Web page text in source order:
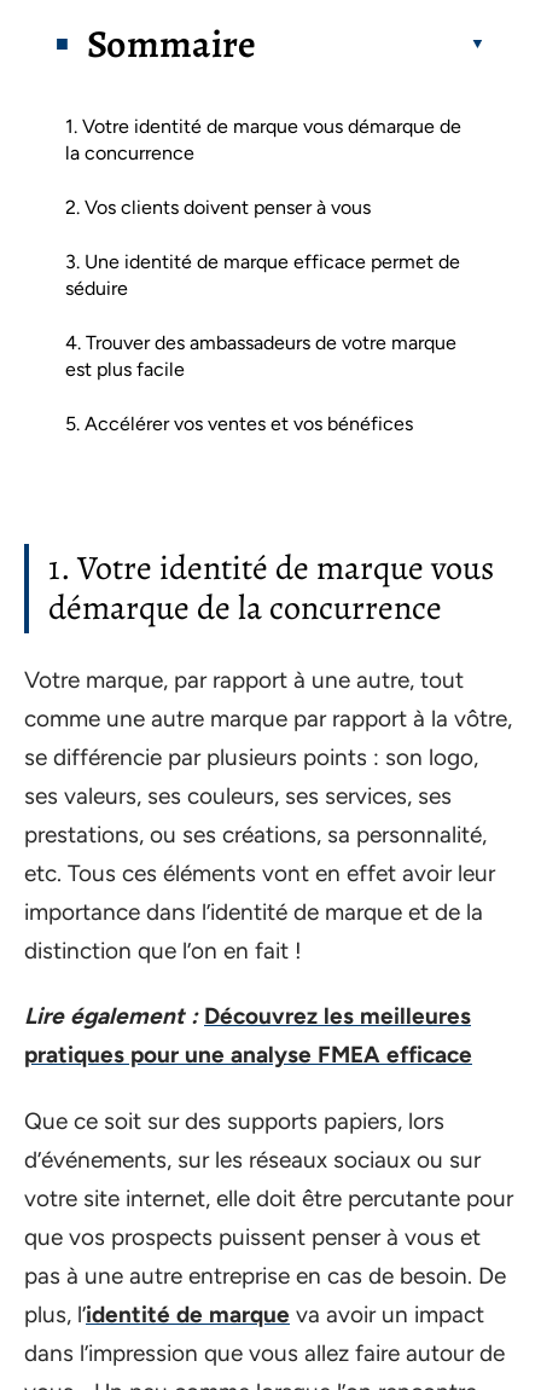
Sommaire
1. Votre identité de marque vous démarque de
la concurrence
2. Vos clients doivent penser à vous
3. Une identité de marque efficace permet de
séduire
4. Trouver des ambassadeurs de votre marque
est plus facile
5. Accélérer vos ventes et vos bénéfices
1. Votre identité de marque vous
démarque de la concurrence
Votre marque, par rapport à une autre, tout
comme une autre marque par rapport à la vôtre,
se différencie par plusieurs points : son logo,
ses valeurs, ses couleurs, ses services, ses
prestations, ou ses créations, sa personnalité,
etc. Tous ces éléments vont en effet avoir leur
importance dans l’identité de marque et de la
distinction que l’on en fait !
Lire également : Découvrez les meilleures
pratiques pour une analyse FMEA efficace
Que ce soit sur des supports papiers, lors
d’événements, sur les réseaux sociaux ou sur
votre site internet, elle doit être percutante pour
que vos prospects puissent penser à vous et
pas à une autre entreprise en cas de besoin. De
plus, l’identité de marque va avoir un impact
dans l’impression que vous allez faire autour de